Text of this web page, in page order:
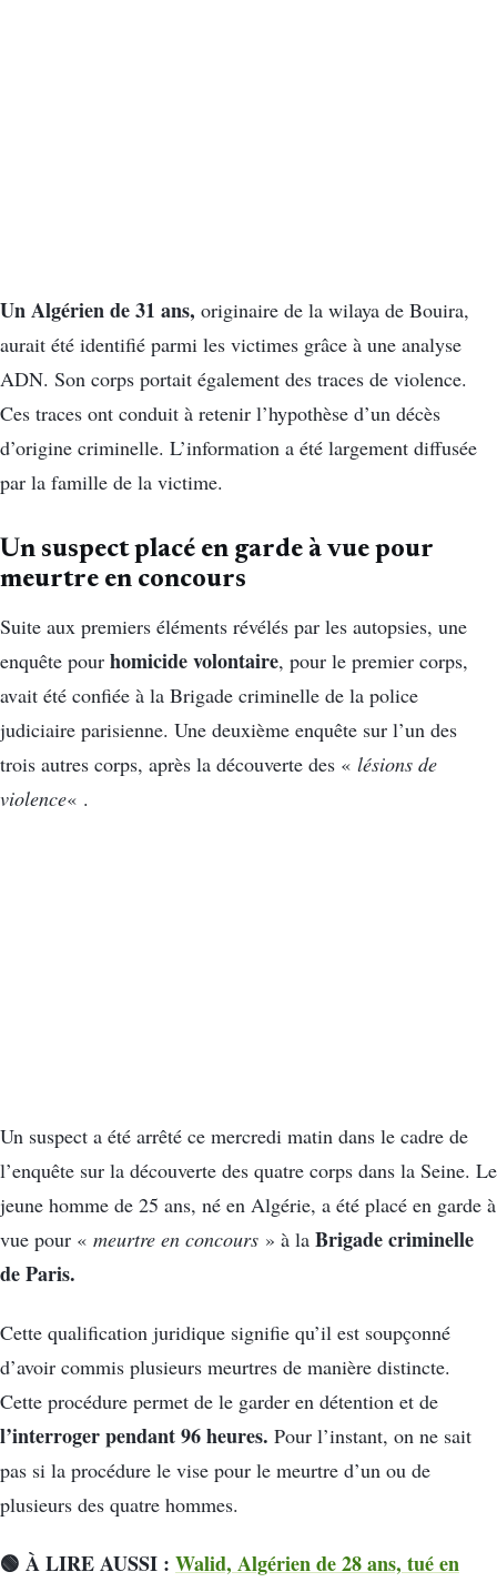
Un Algérien de 31 ans, originaire de la wilaya de Bouira,
aurait été identifié parmi les victimes grâce à une analyse
ADN. Son corps portait également des traces de violence.
Ces traces ont conduit à retenir l’hypothèse d’un décès
d’origine criminelle. L’information a été largement diffusée
par la famille de la victime.
Un suspect placé en garde à vue pour
meurtre en concours
Suite aux premiers éléments révélés par les autopsies, une
enquête pour homicide volontaire, pour le premier corps,
avait été confiée à la Brigade criminelle de la police
judiciaire parisienne. Une deuxième enquête sur l’un des
trois autres corps, après la découverte des « lésions de
violence« .
Un suspect a été arrêté ce mercredi matin dans le cadre de
l’enquête sur la découverte des quatre corps dans la Seine. Le
jeune homme de 25 ans, né en Algérie, a été placé en garde à
vue pour « meurtre en concours » à la Brigade criminelle
de Paris.
Cette qualification juridique signifie qu’il est soupçonné
d’avoir commis plusieurs meurtres de manière distincte.
Cette procédure permet de le garder en détention et de
l’interroger pendant 96 heures. Pour l’instant, on ne sait
pas si la procédure le vise pour le meurtre d’un ou de
plusieurs des quatre hommes.
🟢 À LIRE AUSSI : Walid, Algérien de 28 ans, tué en